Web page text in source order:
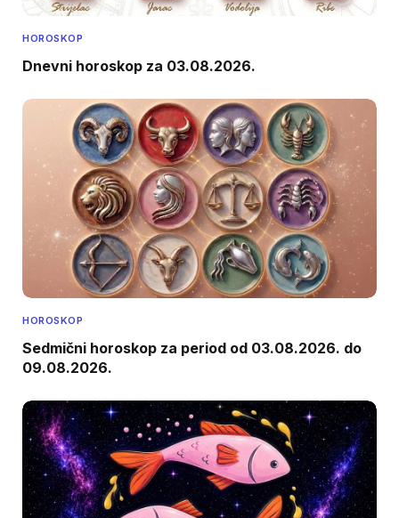
HOROSKOP
Dnevni horoskop za 03.08.2026.
HOROSKOP
Sedmični horoskop za period od 03.08.2026. do
09.08.2026.